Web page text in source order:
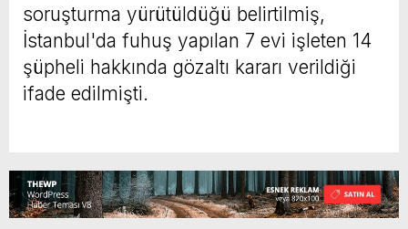
soruşturma yürütüldüğü belirtilmiş,
İstanbul'da fuhuş yapılan 7 evi işleten 14
şüpheli hakkında gözaltı kararı verildiği
ifade edilmişti.